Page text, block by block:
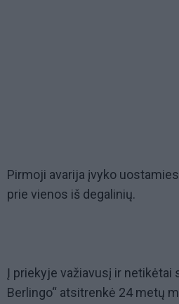
Pirmoji avarija įvyko
prie vienos iš degalinių.
Į priekyje važiavusį ir netikėtai
Berlingo“ atsitrenkė 24 metų